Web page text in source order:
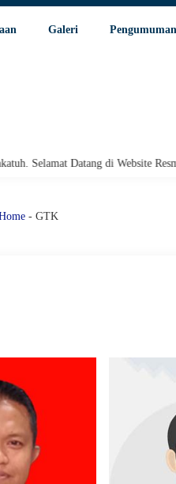
Galeri Pengumuman
di Website Resmi SMA Negeri 1
- GTK